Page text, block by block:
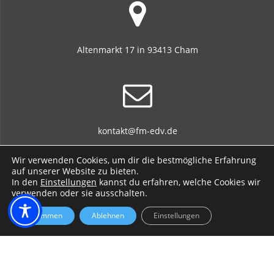
Altenmarkt 17 in 93413 Cham
kontakt@fm-edv.de
+49 170 701 717 3 / +49 9971 765 496 8
Wir verwenden Cookies, um dir die bestmögliche Erfahrung
auf unserer Website zu bieten.
In den Einstellungen kannst du erfahren, welche Cookies wir
verwenden oder sie ausschalten.
Zustimmen Ablehnen Einstellungen